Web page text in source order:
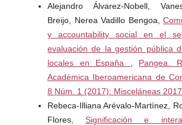
Mora, F. (2012). ¿Está nuestro cerebro
felicidad? Madrid: Alianza.
Muñiz-Velázquez, J. A., & Álvarez-
Comunicación positiva: la comunicación
servicio de la felicidad. Vivat Academia,
Ridley, M. (2011). El optimista racional.
Alejandro Álvarez-Nobell,
Breijo, Nerea Vadillo Bengoa,
y accountability social en el
evaluación de la gestión pública
locales en España
Pangea.
Académica Iberoamericana de
8 Núm. 1 (2017): Misceláneas 2017
Rebeca-Illiana Arévalo-Martínez,
Flores,Significación e